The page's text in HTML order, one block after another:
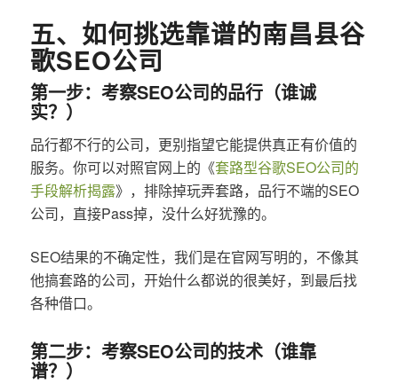
五、如何挑选靠谱的南昌县谷
歌SEO公司
第一步：考察SEO公司的品行（谁诚
实？）
品行都不行的公司，更别指望它能提供真正有价值的
服务。你可以对照官网上的《套路型谷歌SEO公司的
手段解析揭露》，排除掉玩弄套路，品行不端的SEO
公司，直接Pass掉，没什么好犹豫的。
SEO结果的不确定性，我们是在官网写明的，不像其
他搞套路的公司，开始什么都说的很美好，到最后找
各种借口。
第二步：考察SEO公司的技术（谁靠
谱？）